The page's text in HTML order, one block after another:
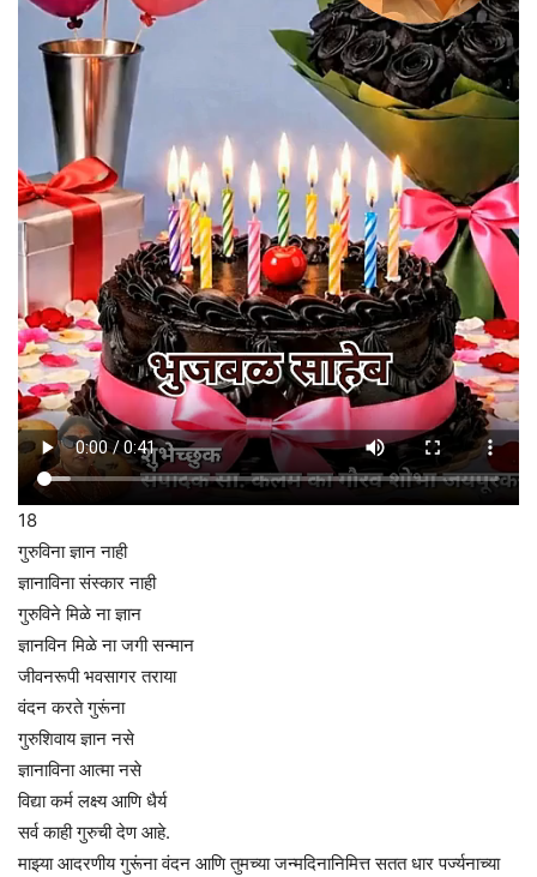
18
गुरुविना ज्ञान नाही
ज्ञानाविना संस्कार नाही
गुरुविने मिळे ना ज्ञान
ज्ञानविन मिळे ना जगी सन्मान
जीवनरूपी भवसागर तराया
वंदन करते गुरूंना
गुरुशिवाय ज्ञान नसे
ज्ञानाविना आत्मा नसे
विद्या कर्म लक्ष्य आणि धैर्य
सर्व काही गुरुची देण आहे.
माझ्या आदरणीय गुरूंना वंदन आणि तुमच्या जन्मदिनानिमित्त सतत धार पर्ज्यनाच्या